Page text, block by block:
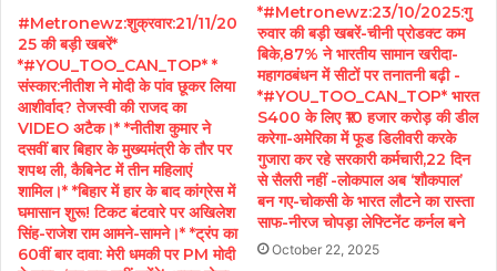
#Metronewz:शुक्रवार:21/11/20
25 की बड़ी खबरें*
*#YOU_TOO_CAN_TOP* *
संस्कार:नीतीश ने मोदी के पांव छूकर लिया
आशीर्वाद? तेजस्वी की राजद का
VIDEO अटैक।* *नीतीश कुमार ने
दसवीं बार बिहार के मुख्यमंत्री के तौर पर
शपथ ली, कैबिनेट में तीन महिलाएं
शामिल।* *बिहार में हार के बाद कांग्रेस में
घमासान शुरू! टिकट बंटवारे पर अखिलेश
सिंह-राजेश राम आमने-सामने।* *ट्रंप का
60वीं बार दावा: मेरी धमकी पर PM मोदी
*#Metronewz:23/10/2025:गु
रुवार की बड़ी खबरें-चीनी प्रोडक्ट कम
बिके,87% ने भारतीय सामान खरीदा-
महागठबंधन में सीटों पर तनातनी बढ़ी -
*#YOU_TOO_CAN_TOP* भारत
S400 के लिए ₹10 हजार करोड़ की डील
करेगा-अमेरिका में फूड डिलीवरी करके
गुजारा कर रहे सरकारी कर्मचारी,22 दिन
से सैलरी नहीं -लोकपाल अब ‘शौकपाल’
बन गए-चोकसी के भारत लौटने का रास्ता
साफ-नीरज चोपड़ा लेफ्टिनेंट कर्नल बने
October 22, 2025